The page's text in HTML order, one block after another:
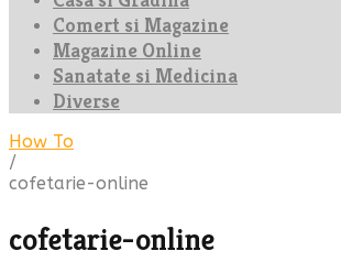
Comert si Magazine
Magazine Online
Sanatate si Medicina
Diverse
How To
/
cofetarie-online
cofetarie-online